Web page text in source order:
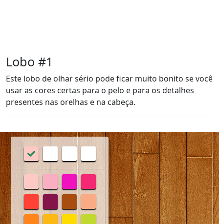
Lobo #1
Este lobo de olhar sério pode ficar muito bonito se você
usar as cores certas para o pelo e para os detalhes
presentes nas orelhas e na cabeça.